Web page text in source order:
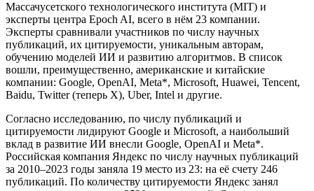
Массачусетского технологического института (MIT) и
эксперты центра Epoch AI, всего в нём 23 компании.
Эксперты сравнивали участников по числу научных
публикаций, их цитируемости, уникальным авторам,
обучению моделей ИИ и развитию алгоритмов. В список
вошли, преимущественно, американские и китайские
компании: Google, OpenAI, Meta*, Microsoft, Huawei, Tencent,
Baidu, Twitter (теперь X), Uber, Intel и другие.
Согласно исследованию, по числу публикаций и
цитируемости лидируют Google и Microsoft, а наибольший
вклад в развитие ИИ внесли Google, OpenAI и Meta*.
Российская компания Яндекс по числу научных публикаций
за 2010–2023 годы заняла 19 место из 23: на её счету 246
публикаций. По количеству цитируемости Яндекс занял